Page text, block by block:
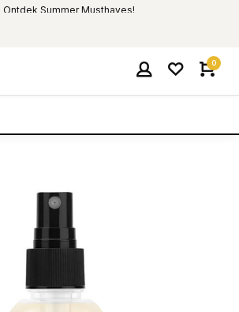
Ontdek Summer Musthaves!
0